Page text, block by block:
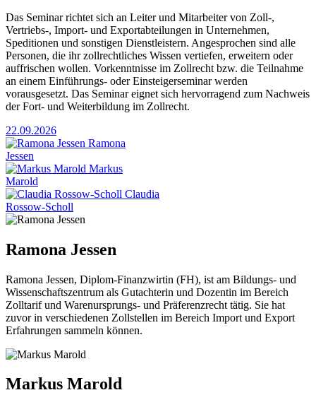
Das Seminar richtet sich an Leiter und Mitarbeiter von Zoll-,
Vertriebs-, Import- und Exportabteilungen in Unternehmen,
Speditionen und sonstigen Dienstleistern. Angesprochen sind alle
Personen, die ihr zollrechtliches Wissen vertiefen, erweitern oder
auffrischen wollen. Vorkenntnisse im Zollrecht bzw. die Teilnahme
an einem Einführungs- oder Einsteigerseminar werden
vorausgesetzt. Das Seminar eignet sich hervorragend zum Nachweis
der Fort- und Weiterbildung im Zollrecht.
22.09.2026
Ramona
Jessen
Markus
Marold
Claudia
Rossow-Scholl
Ramona Jessen
Ramona Jessen, Diplom-Finanzwirtin (FH), ist am Bildungs- und
Wissenschaftszentrum als Gutachterin und Dozentin im Bereich
Zolltarif und Warenursprungs- und Präferenzrecht tätig. Sie hat
zuvor in verschiedenen Zollstellen im Bereich Import und Export
Erfahrungen sammeln können.
Markus Marold